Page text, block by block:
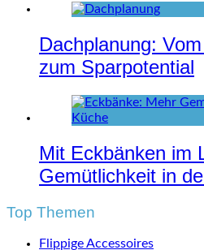
Dachplanung:
zum Sparpotential
Mit Eckbänken im
Gemütlichkeit in
Top Themen
Flippige Accessoires